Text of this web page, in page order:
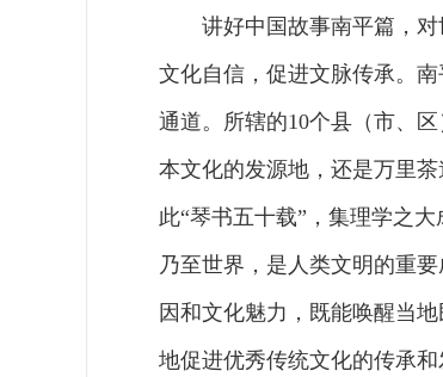
讲好中国故事南平篇，
文化自信，促进文脉传承。
通道。所辖的10个县（市、
本文化的发源地，还是万里
此“琴书五十载”，集理学之
乃至世界，是人类文明的重
因和文化魅力，既能唤醒当
地促进优秀传统文化的传承